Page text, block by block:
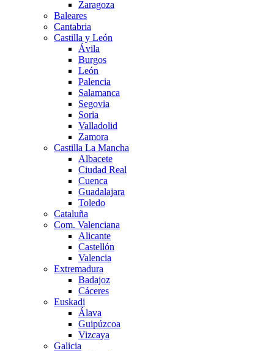
Zaragoza
Baleares
Cantabria
Castilla y León
Ávila
Burgos
León
Palencia
Salamanca
Segovia
Soria
Valladolid
Zamora
Castilla La Mancha
Albacete
Ciudad Real
Cuenca
Guadalajara
Toledo
Cataluña
Com. Valenciana
Alicante
Castellón
Valencia
Extremadura
Badajoz
Cáceres
Euskadi
Álava
Guipúzcoa
Vizcaya
Galicia